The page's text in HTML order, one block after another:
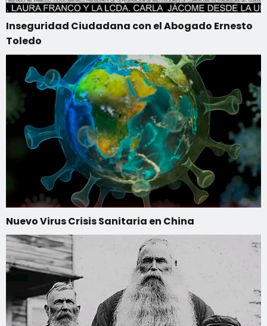
Inseguridad Ciudadana con el Abogado Ernesto
Toledo
Nuevo Virus Crisis Sanitaria en China